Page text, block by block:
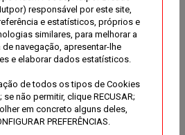
responsável por este site,
e estatísticos, próprios e
similares, para melhorar a
de navegação, apresentar-lhe
e elaborar dados estatísticos.
de todos os tipos de Cookies
se não permitir, clique RECUSAR;
em concreto alguns deles,
PREFERÊNCIAS.